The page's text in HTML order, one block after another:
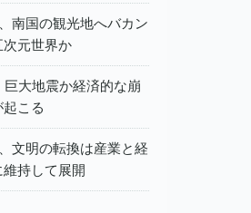
南国の観光地へバカン
次元世界か
巨大地震か経済的な崩
こる
文明の転換は産業と経
持して展開